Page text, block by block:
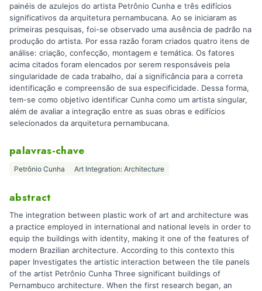
painéis de azulejos do artista Petrônio Cunha e três edifícios
significativos da arquitetura pernambucana. Ao se iniciaram as
primeiras pesquisas, foi-se observado uma ausência de padrão na
produção do artista. Por essa razão foram criados quatro itens de
análise: criação, confecção, montagem e temática. Os fatores
acima citados foram elencados por serem responsáveis pela
singularidade de cada trabalho, daí a significância para a correta
identificação e compreensão de sua especificidade. Dessa forma,
tem-se como objetivo identificar Cunha como um artista singular,
além de avaliar a integração entre as suas obras e edifícios
selecionados da arquitetura pernambucana.
palavras-chave
Petrônio Cunha Art Integration: Architecture
abstract
The integration between plastic work of art and architecture was
a practice employed in international and national levels in order to
equip the buildings with identity, making it one of the features of
modern Brazilian architecture. According to this contexto this
paper Investigates the artistic interaction between the tile panels
of the artist Petrônio Cunha Three significant buildings of
Pernambuco architecture. When the first research began, an